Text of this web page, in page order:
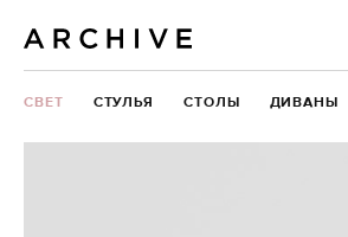
СВЕТ СТУЛЬЯ СТОЛЫ ДИВАНЫ